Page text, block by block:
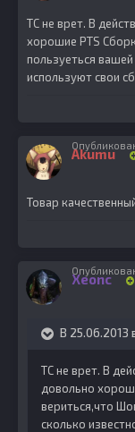
ТС не врет. В
хорошие PTS
пользуеться
используют свои
Akumu
Товар
Xeonc
В 25.06.2013
ТС не врет. В
довольно
вериться,что
сколько